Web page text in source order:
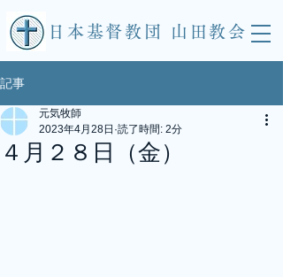
​日本基督教団 山田教会
記事
４月２８日（金）
元気牧師
2023年4月28日 読了時間: 2分